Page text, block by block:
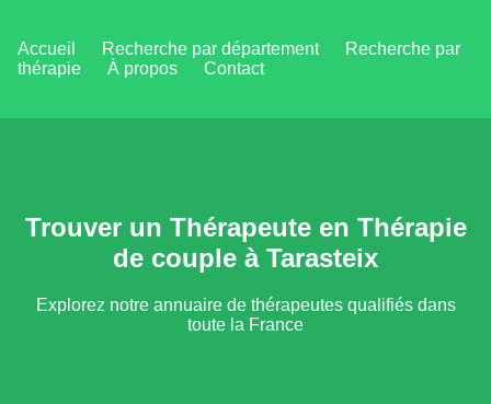
Accueil Recherche par département
Recherche par
thérapie
À propos Contact
Trouver un Thérapeute en Thérapie
de couple à Tarasteix
Explorez notre annuaire de thérapeutes qualifiés dans
toute la France